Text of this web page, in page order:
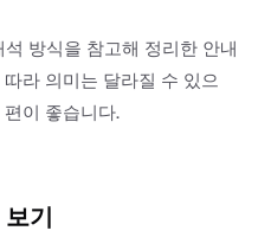
방식을 참고해 정리한 안내
라 의미는 달라질 수 있으
이 좋습니다.
기